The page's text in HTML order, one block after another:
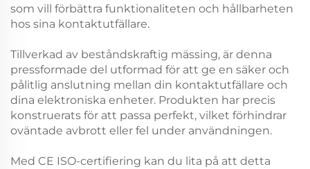
som vill förbättra funktionaliteten och hållbarheten
hos sina kontaktutfällare.
Tillverkad av beståndskraftig mässing, är denna
pressformade del utformad för att ge en säker och
pålitlig anslutning mellan din kontaktutfällare och
dina elektroniska enheter. Produkten har precis
konstruerats för att passa perfekt, vilket förhindrar
oväntade avbrott eller fel under användningen.
Med CE ISO-certifiering kan du lita på att detta